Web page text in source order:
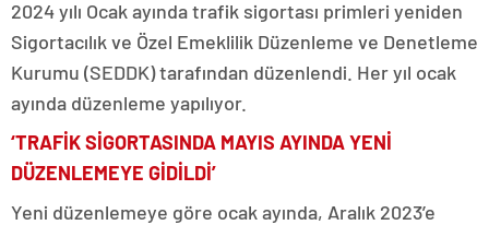
2024 yılı Ocak ayında trafik sigortası primleri yeniden
Sigortacılık ve Özel Emeklilik Düzenleme ve Denetleme
Kurumu (SEDDK) tarafından düzenlendi. Her yıl ocak
ayında düzenleme yapılıyor.
‘TRAFİK SİGORTASINDA MAYIS AYINDA YENİ
DÜZENLEMEYE GİDİLDİ’
Yeni düzenlemeye göre ocak ayında, Aralık 2023’e